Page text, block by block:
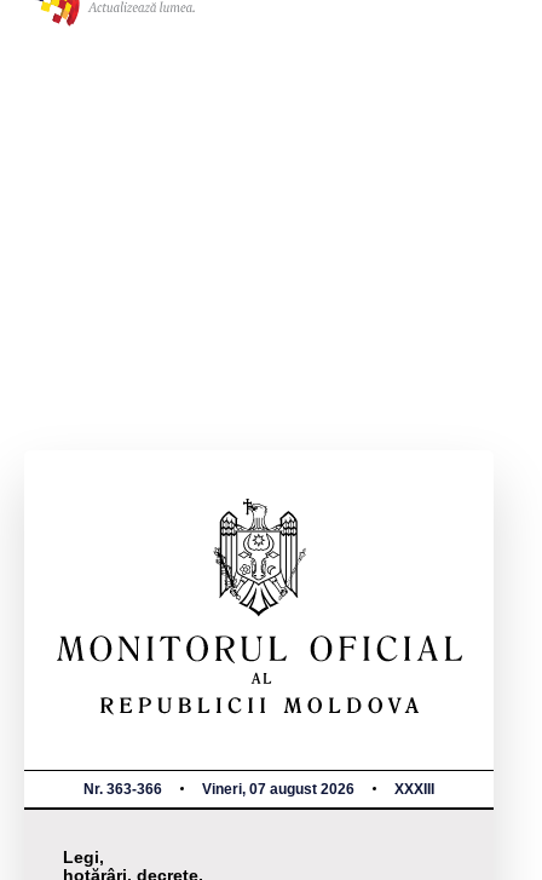
Nr. 363-366 Vineri, 07 august 2026 XXXIII
Legi,
hotărâri, decrete,